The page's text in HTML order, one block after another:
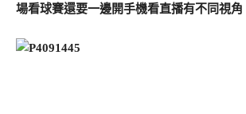
場看球賽還要一邊開手機看直播有不同視角